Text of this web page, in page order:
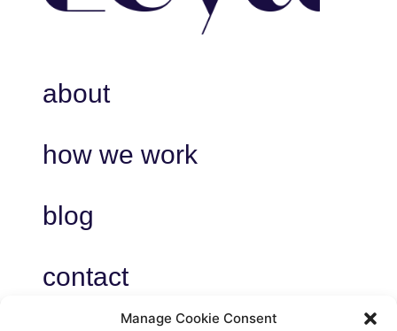
Manage Cookie Consent
about
how we work
blog
contact